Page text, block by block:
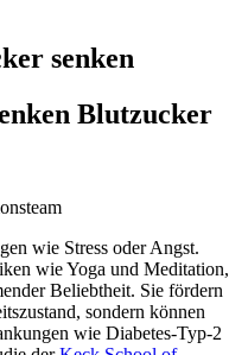
senken
Blutzucker
wie Stress oder Angst.
wie Yoga und Meditation,
Beliebtheit. Sie fördern
sondern können
wie Diabetes-Typ-2